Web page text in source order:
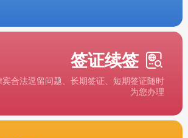
签证续签
合法逗留问题、长期签证、短期签证随时
为您办理